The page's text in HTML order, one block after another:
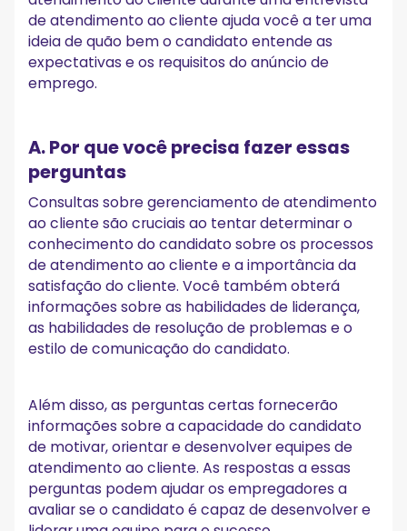
de atendimento ao cliente ajuda você a ter uma
ideia de quão bem o candidato entende as
expectativas e os requisitos do anúncio de
emprego.
A. Por que você precisa fazer essas
perguntas
Consultas sobre gerenciamento de atendimento
ao cliente são cruciais ao tentar determinar o
conhecimento do candidato sobre os processos
de atendimento ao cliente e a importância da
satisfação do cliente. Você também obterá
informações sobre as habilidades de liderança,
as habilidades de resolução de problemas e o
estilo de comunicação do candidato.
Além disso, as perguntas certas fornecerão
informações sobre a capacidade do candidato
de motivar, orientar e desenvolver equipes de
atendimento ao cliente. As respostas a essas
perguntas podem ajudar os empregadores a
avaliar se o candidato é capaz de desenvolver e